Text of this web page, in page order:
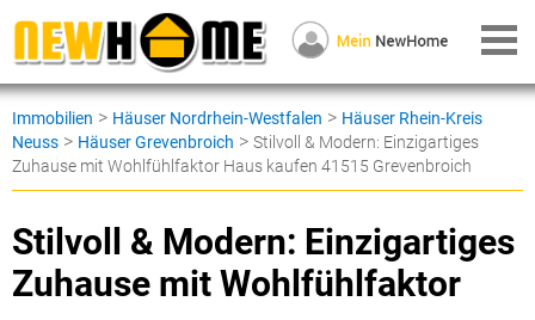
Immobilien > Häuser Nordrhein-Westfalen > Häuser Rhein-Kreis
Neuss > Häuser Grevenbroich > Stilvoll & Modern: Einzigartiges
Zuhause mit Wohlfühlfaktor Haus kaufen 41515 Grevenbroich
Stilvoll & Modern: Einzigartiges
Zuhause mit Wohlfühlfaktor